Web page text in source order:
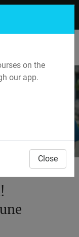
on the
our app.
Close